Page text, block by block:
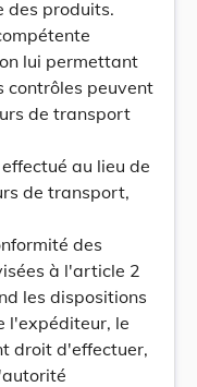
des produits.
lui permettant
contrôles peuvent
de transport
au lieu de
de transport,
des
à l'article 2
les dispositions
l'expéditeur, le
droit d'effectuer,